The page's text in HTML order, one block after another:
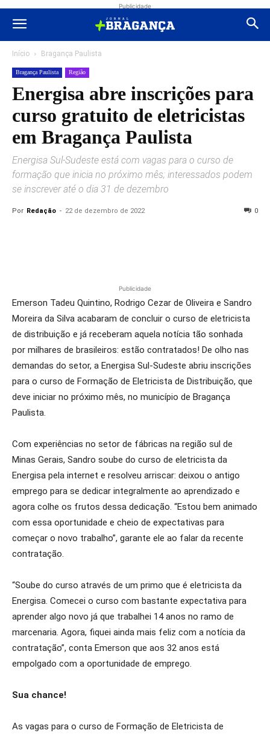
Publicidade
Início Bragança Paulista
Bragança Paulista Região
Energisa abre inscrições para
curso gratuito de eletricistas
em Bragança Paulista
Energisa Sul-Sudeste está com vagas para o curso de
formação que inicia no próximo mês; interessados podem
se inscrever até o dia 31 de dezembro
Por Redação - 22 de dezembro de 2022 0
Publicidade
Emerson Tadeu Quintino, Rodrigo Cezar de Oliveira e Sandro
Moreira da Silva acabaram de concluir o curso de eletricista
de distribuição e já receberam aquela notícia tão sonhada
por milhares de brasileiros: estão contratados! De olho nas
demandas do setor, a Energisa Sul-Sudeste abriu inscrições
para o curso de Formação de Eletricista de Distribuição, que
deve iniciar no próximo mês, no município de Bragança
Paulista.
Com experiências no setor de fábricas na região sul de
Minas Gerais, Sandro soube do curso de eletricista da
Energisa pela internet e resolveu arriscar: deixou o antigo
emprego para se dedicar integralmente ao aprendizado e
agora colhe os frutos dessa dedicação. “Estou bem animado
com essa oportunidade e cheio de expectativas para
começar o novo trabalho”, garante ele ao falar da recente
contratação.
“Soube do curso através de um primo que é eletricista da
Energisa. Comecei o curso com bastante expectativa para
aprender algo novo já que trabalhei 14 anos no ramo de
marcenaria. Agora, fiquei ainda mais feliz com a notícia da
contratação”, conta Emerson que aos 32 anos está
empolgado com a oportunidade de emprego.
Sua chance!
As vagas para o curso de Formação de Eletricista de